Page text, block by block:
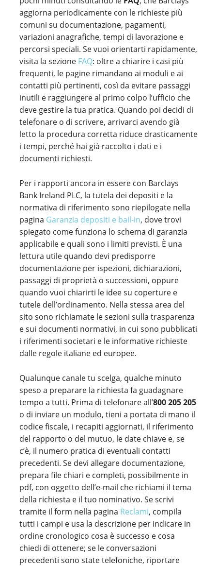
aggiorna periodicamente con le richieste più
comuni su documentazione, pagamenti,
variazioni anagrafiche, tempi di lavorazione e
percorsi speciali. Se vuoi orientarti rapidamente,
visita la sezione FAQ: oltre a chiarire i casi più
frequenti, le pagine rimandano ai moduli e ai
contatti più pertinenti, così da evitare passaggi
inutili e raggiungere al primo colpo l’ufficio che
deve gestire la tua pratica. Quando poi decidi di
telefonare o di scrivere, arrivarci avendo già
letto la procedura corretta riduce drasticamente
i tempi, perché hai già raccolto i dati e i
documenti richiesti.
Per i rapporti ancora in essere con Barclays
Bank Ireland PLC, la tutela dei depositi e la
normativa di riferimento sono riepilogate nella
pagina Garanzia depositi e bail-in, dove trovi
spiegato come funziona lo schema di garanzia
applicabile e quali sono i limiti previsti. È una
lettura utile quando devi predisporre
documentazione per ispezioni, dichiarazioni,
passaggi di proprietà o successioni, oppure
quando vuoi chiarirti le idee su coperture e
tutele dell’ordinamento. Nella stessa area del
sito sono richiamate le sezioni sulla trasparenza
e sui documenti normativi, in cui sono pubblicati
i riferimenti societari e le informative richieste
dalle regole italiane ed europee.
Qualunque canale tu scelga, qualche minuto
speso a preparare la richiesta fa guadagnare
tempo a tutti. Prima di telefonare all’800 205 205
o di inviare un modulo, tieni a portata di mano il
codice fiscale, i recapiti aggiornati, il riferimento
del rapporto o del mutuo, le date chiave e, se
c’è, il numero pratica di eventuali contatti
precedenti. Se devi allegare documentazione,
prepara file chiari e completi, possibilmente in
pdf, con oggetto dell’e-mail che richiami il tema
della richiesta e il tuo nominativo. Se scrivi
tramite il form nella pagina Reclami, compila
tutti i campi e usa la descrizione per indicare in
ordine cronologico cosa è successo e cosa
chiedi di ottenere; se le conversazioni
precedenti sono state telefoniche, riportare